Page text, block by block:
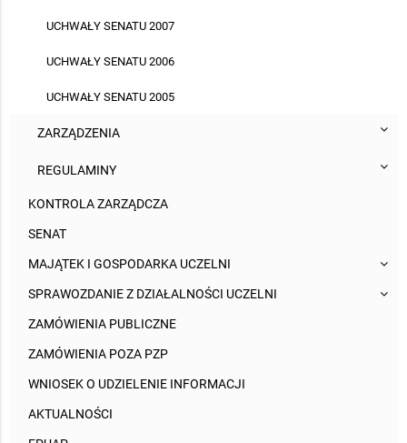
UCHWAŁY SENATU 2007
UCHWAŁY SENATU 2006
UCHWAŁY SENATU 2005
ZARZĄDZENIA
REGULAMINY
KONTROLA ZARZĄDCZA
SENAT
MAJĄTEK I GOSPODARKA UCZELNI
SPRAWOZDANIE Z DZIAŁALNOŚCI UCZELNI
ZAMÓWIENIA PUBLICZNE
ZAMÓWIENIA POZA PZP
WNIOSEK O UDZIELENIE INFORMACJI
AKTUALNOŚCI